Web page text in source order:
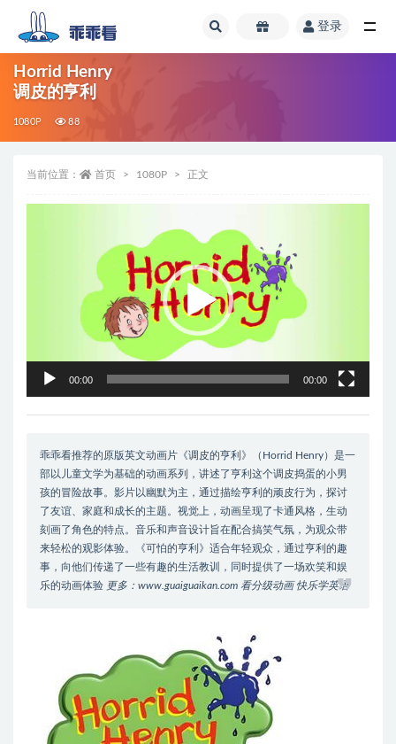
登录
Horrid Henry
调皮的亨利
1080P 88
当前位置： 首页 1080P 正文
00:00 00:00
乖乖看推荐的原版英文动画片《调皮的亨利》（Horrid Henry）是一
部以儿童文学为基础的动画系列，讲述了亨利这个调皮捣蛋的小男
孩的冒险故事。影片以幽默为主，通过描绘亨利的顽皮行为，探讨
了友谊、家庭和成长的主题。视觉上，动画呈现了卡通风格，生动
刻画了角色的特点。音乐和声音设计旨在配合搞笑气氛，为观众带
来轻松的观影体验。《可怕的亨利》适合年轻观众，通过亨利的趣
事，向他们传递了一些有趣的生活教训，同时提供了一场欢笑和娱
乐的动画体验 更多：www.guaiguaikan.com 看分级动画 快乐学英语